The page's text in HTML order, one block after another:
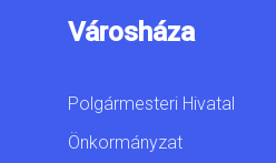
Városháza
Polgármesteri Hivatal
Önkormányzat